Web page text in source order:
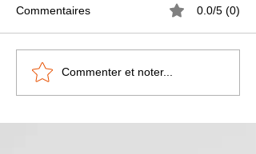
Commentaires 0.0/5 (0)
Commenter et noter...